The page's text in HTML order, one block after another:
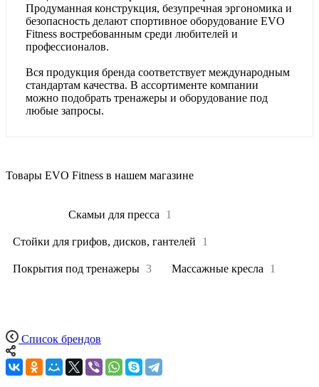
Продуманная конструкция, безупречная эргономика и
безопасность делают спортивное оборудование EVO
Fitness востребованным среди любителей и
профессионалов.
Вся продукция бренда соответствует международным
стандартам качества. В ассортименте компании
можно подобрать тренажеры и оборудование под
любые запросы.
Товары EVO Fitness в нашем магазине
Скамьи для пресса 1
Стойки для грифов, дисков, гантелей 1
Покрытия под тренажеры 3 Массажные кресла 1
Список брендов